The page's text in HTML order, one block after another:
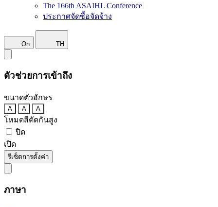
The 166th ASAIHL Conference
ประกาศจัดซื้อจัดจ้าง
On TH
ตัวช่วยการเข้าถึง
ขนาดตัวอักษร
A A A
โหมดสีตัดกันสูง
ปิด
เปิด
รีเซ็ตการตั้งค่า
ภาษา